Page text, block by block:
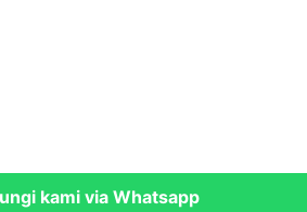
kami via Whatsapp